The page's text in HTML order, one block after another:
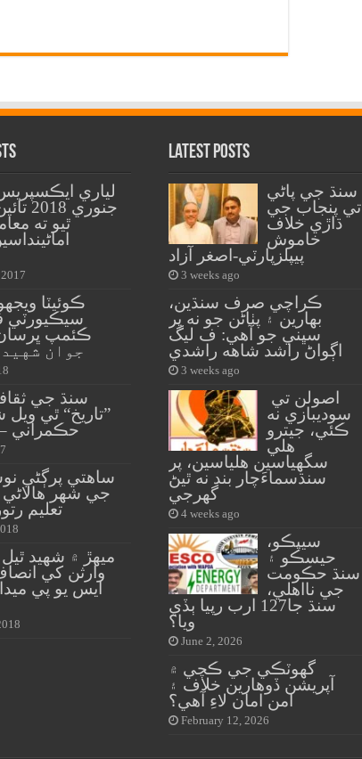
لياري
جنوري
ٿيو ته
ڪوئيٽا
سيڪيورٽي
جوان شهيد ۽ 6
سنڌ جي
”تاريخ“ ٿي ويل
حڪمراني –
ساهتي پرڳڻي
جي شهر
تعليم
وارثن کي
ايس يو پي
Latest Posts
سنڌ جي پاڻي
تي پنجاب جي
ڌاڙي خلاف
خاموش
پيپلزپارٽي-اصغر آزاد
3 weeks ago
ڪراچي صرف سنڌين،
بهارين ۽ پٺاڻن جو نه پر
سڀني جو آهي: ف ليگ
اڳواڻ راشد شاهه راشدي
3 weeks ago
سوديبازي نه
ڪئي، جيترو
هلي
سگهياسين هلياسين، پر
سنڌسماءَچار بند نه ٿيڻ
گهرجي
4 weeks ago
سيپڪو،
حيسڪو ۽
سنڌ حڪومت
جي نااهلي،
سنڌ جا127 ارب رپيا ٻڏي
ويا؟
June 2, 2026
گهوٽڪي جي ڪچي ۾
آپريشن ڏوهارين خلاف ۽
امن امان لاءِ آهي؟
February 12, 2026